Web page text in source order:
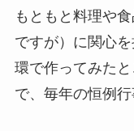
もともと料理や
ですが）に関心
環で作ってみた
で、毎年の恒例行